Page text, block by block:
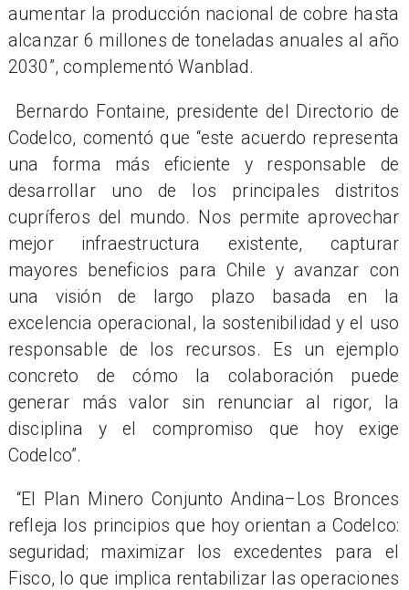
aumentar la producción nacional de cobre hasta
alcanzar 6 millones de toneladas anuales al año
2030”, complementó Wanblad.
Bernardo Fontaine, presidente del Directorio de
Codelco, comentó que “este acuerdo representa
una forma más eficiente y responsable de
desarrollar uno de los principales distritos
cupríferos del mundo. Nos permite aprovechar
mejor infraestructura existente, capturar
mayores beneficios para Chile y avanzar con
una visión de largo plazo basada en la
excelencia operacional, la sostenibilidad y el uso
responsable de los recursos. Es un ejemplo
concreto de cómo la colaboración puede
generar más valor sin renunciar al rigor, la
disciplina y el compromiso que hoy exige
Codelco”.
“El Plan Minero Conjunto Andina–Los Bronces
refleja los principios que hoy orientan a Codelco:
seguridad; maximizar los excedentes para el
Fisco, lo que implica rentabilizar las operaciones